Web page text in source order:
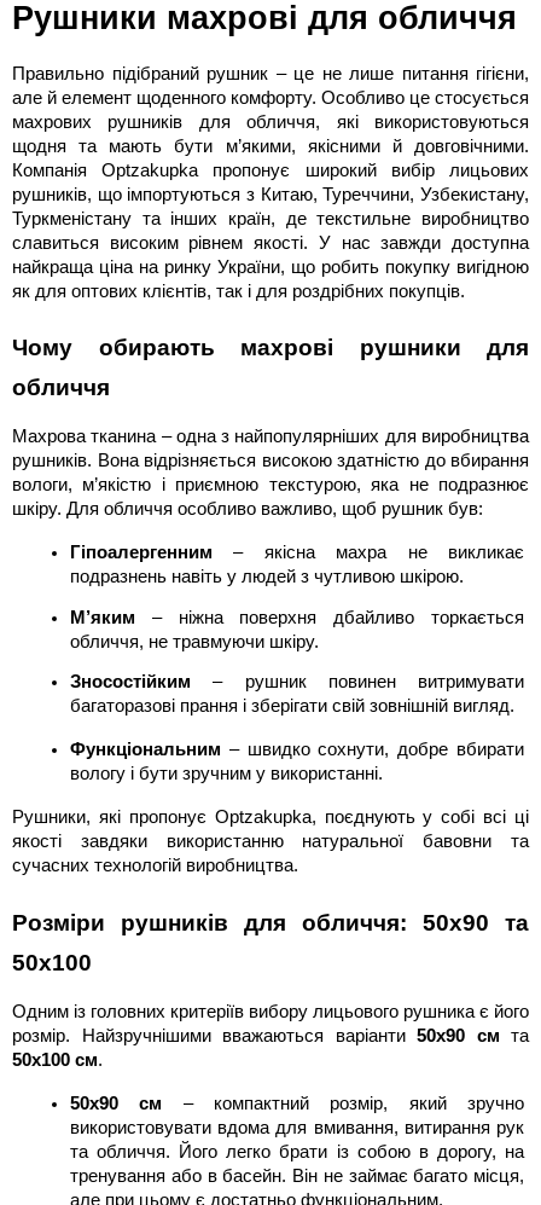
Рушники махрові для обличчя
Правильно підібраний рушник – це не лише питання гігієни,
але й елемент щоденного комфорту. Особливо це стосується
махрових рушників для обличчя, які використовуються
щодня та мають бути м’якими, якісними й довговічними.
Компанія Optzakupka пропонує широкий вибір лицьових
рушників, що імпортуються з Китаю, Туреччини, Узбекистану,
Туркменістану та інших країн, де текстильне виробництво
славиться високим рівнем якості. У нас завжди доступна
найкраща ціна на ринку України, що робить покупку вигідною
як для оптових клієнтів, так і для роздрібних покупців.
Чому обирають махрові рушники для
обличчя
Махрова тканина – одна з найпопулярніших для виробництва
рушників. Вона відрізняється високою здатністю до вбирання
вологи, м’якістю і приємною текстурою, яка не подразнює
шкіру. Для обличчя особливо важливо, щоб рушник був:
Гіпоалергенним – якісна махра не викликає
подразнень навіть у людей з чутливою шкірою.
М’яким – ніжна поверхня дбайливо торкається
обличчя, не травмуючи шкіру.
Зносостійким – рушник повинен витримувати
багаторазові прання і зберігати свій зовнішній вигляд.
Функціональним – швидко сохнути, добре вбирати
вологу і бути зручним у використанні.
Рушники, які пропонує Optzakupka, поєднують у собі всі ці
якості завдяки використанню натуральної бавовни та
сучасних технологій виробництва.
Розміри рушників для обличчя: 50х90 та
50х100
Одним із головних критеріїв вибору лицьового рушника є його
розмір. Найзручнішими вважаються варіанти 50х90 см
50х100 см.
50х90 см – компактний розмір, який зручно
використовувати вдома для вмивання, витирання рук
та обличчя. Його легко брати із собою в дорогу, на
тренування або в басейн. Він не займає багато місця,
але при цьому є достатньо функціональним.